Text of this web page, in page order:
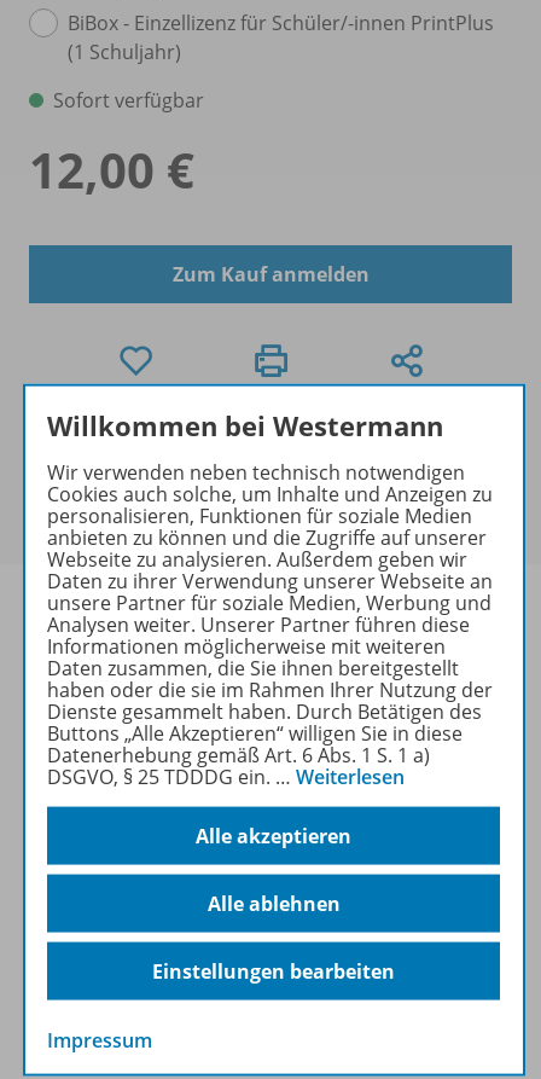
BiBox - Einzellizenz für Schüler/-innen PrintPlus
(1 Schuljahr)
Sofort verfügbar
12,00 €
Zum Kauf anmelden
Mengenrabatt
Für dieses Produkt gibt es bei der Bestellung für Ihre
Klasse einenMengenrabatt. Der rabattierte Preis
wird Ihnen an der Kasse angezeigt.
Produktinformationen
Beschreibung
Lizenzbedingungen
Zugehörige Produkte
Benachrichtigungs-Service
Willkommen bei Westermann
Wir verwenden neben technisch notwendigen
Cookies auch solche, um Inhalte und Anzeigen zu
personalisieren, Funktionen für soziale Medien
anbieten zu können und die Zugriffe auf unserer
Webseite zu analysieren. Außerdem geben wir
Daten zu ihrer Verwendung unserer Webseite an
unsere Partner für soziale Medien, Werbung und
Analysen weiter. Unserer Partner führen diese
Informationen möglicherweise mit weiteren
Daten zusammen, die Sie ihnen bereitgestellt
haben oder die sie im Rahmen Ihrer Nutzung der
Dienste gesammelt haben. Durch Betätigen des
Buttons „Alle Akzeptieren“ willigen Sie in diese
Datenerhebung gemäß Art. 6 Abs. 1 S. 1 a)
DSGVO, § 25 TDDDG ein. … Weiterlesen
Alle akzeptieren
Alle ablehnen
Einstellungen bearbeiten
Impressum